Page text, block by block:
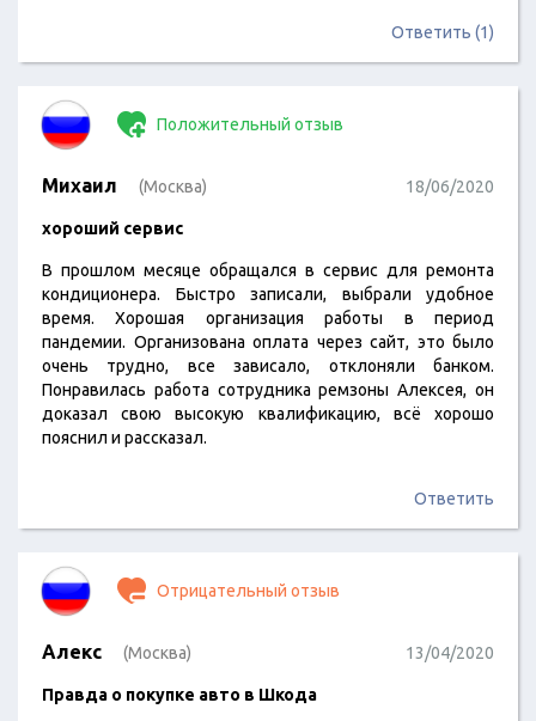
оговорено, что нам их покажут. Но менеджер ответил
Ответить (1)
Положительный отзыв
Михаил (Москва) 18/06/2020
хороший сервис
В прошлом месяце обращался в сервис для ремонта
кондиционера. Быстро записали, выбрали удобное
время. Хорошая организация работы в период
пандемии. Организована оплата через сайт, это было
очень трудно, все зависало, отклоняли банком.
Понравилась работа сотрудника ремзоны Алексея, он
доказал свою высокую квалификацию, всё хорошо
пояснил и рассказал.
Ответить
Отрицательный отзыв
Алекс (Москва) 13/04/2020
Правда о покупке авто в Шкода